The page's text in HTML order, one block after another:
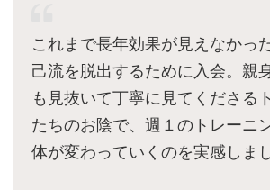
これまで長年効果が見えなかっ
己流を脱出するために入会。親
も見抜いて丁寧に見てくださる
たちのお陰で、週１のトレーニ
体が変わっていくのを実感しま